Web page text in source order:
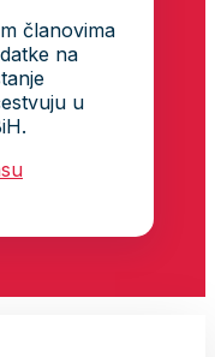
članovima
na
u